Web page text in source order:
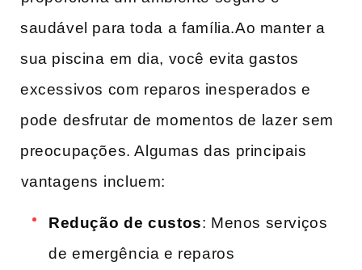
saudável para toda⁤ a família.Ao manter a
sua piscina ⁤em​ dia, você evita gastos
excessivos com reparos inesperados e
pode ⁣desfrutar de momentos de lazer sem
preocupações. Algumas das principais
⁢vantagens⁣ incluem:
Redução ⁣de custos: Menos serviços
de ⁤emergência e reparos